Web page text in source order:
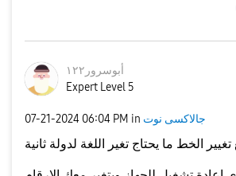
أبوسرور١٢٢
Expert Level 5
‎07-21-2024 06:04 PM in جالاكسى نوت